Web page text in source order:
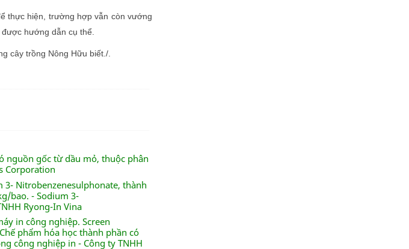
thực hiện, trường hợp vẫn còn vướng
hướng dẫn cụ thể.
cây trồng Nông Hữu biết./.
nguồn gốc từ dầu mỏ, thuộc phân
Corporation
3- Nitrobenzenesulphonate, thành
bao. - Sodium 3-
Ryong-In Vina
in công nghiệp. Screen
phẩm hóa học thành phần có
công nghiệp in - Công ty TNHH